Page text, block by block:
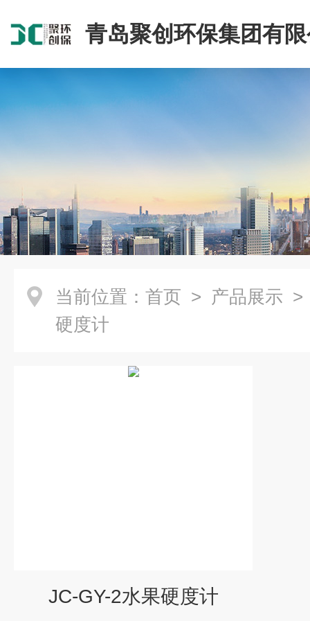
青岛聚创环保集团有
当前位置： 首页 > 产品展示
硬度计
JC-GY-2水果硬度计